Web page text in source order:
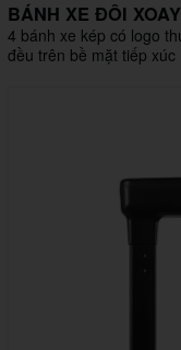
BÁNH XE ĐÔI
4 bánh xe kép có logo
đều trên bề mặt tiếp xúc